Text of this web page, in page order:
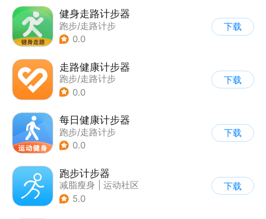
健身走路计步器
跑步/走路计步
0.0
下载
走路健康计步器
跑步/走路计步
0.0
下载
每日健康计步器
跑步/走路计步
0.0
下载
跑步计步器
减脂瘦身
运动社区
5.0
下载